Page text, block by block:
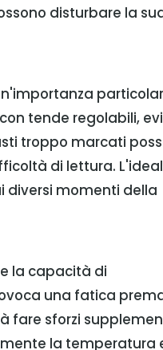
disturbare la
tende regolabili,
troppo marcati
di lettura.
diversi momenti della
la capacità di
una fatica
fare sforzi
la temperatura